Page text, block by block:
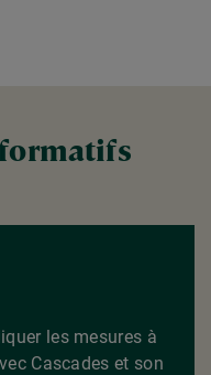
les mesures à
Cascades et son